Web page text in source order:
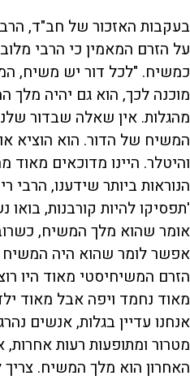
בעקבות האזכור של חב"ד,
על הזרם המאמין כי הרבי
כמשיח. "לכל דור יש משיח,
מוכנה לכך, הוא גם יהיה מלך
מהגלות. אין שאלה שבדור
המשיח של הדור. הוא הוציא
והיטלר. היינו מדוכאים
הנוראות ביותר שידענו, הרבי
'תפסיקו להיות קורבנות,
אומר שהוא מלך המשיח,
אפשר לומר שהוא היה
הזרם המשיחיסטי מאוד היו
מאוד נחמד ויפה אבל מאוד
אנחנו עדיין בגלות, אנשים
מטרור ומתופעות רעות
האחרון הוא מלך המשיח. צריך